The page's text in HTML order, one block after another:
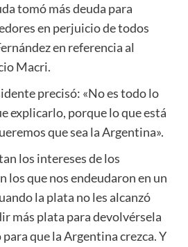
tomó más deuda para
en perjuicio de todos
en referencia al
Macri.
precisó: «No es todo lo
explicarlo, porque lo que está
que sea la Argentina».
los intereses de los
los que nos endeudaron en un
la plata no les alcanzó
más plata para devolvérsela
que la Argentina crezca. Y